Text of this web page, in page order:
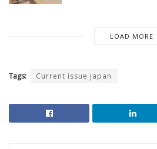
LOAD MORE
Tags: Current issue japan